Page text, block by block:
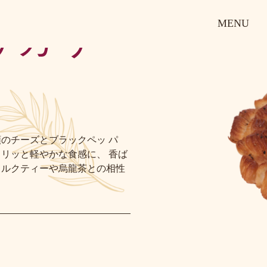
MENU
リ
チーズとブラックペッ パ
ッと軽やかな食感に、 香ば
クティーや烏龍茶との相性